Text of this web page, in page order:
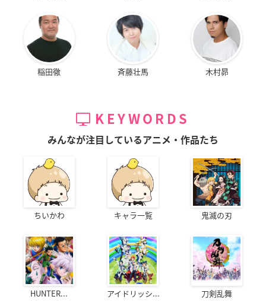
稲田徹 斉藤壮馬 木村昴
KEYWORDS
みんなが注目しているアニメ・作品たち
ちいかわ キャラ一覧 鬼滅の刃
HUNTER... アイドリッシ... 刀剣乱舞